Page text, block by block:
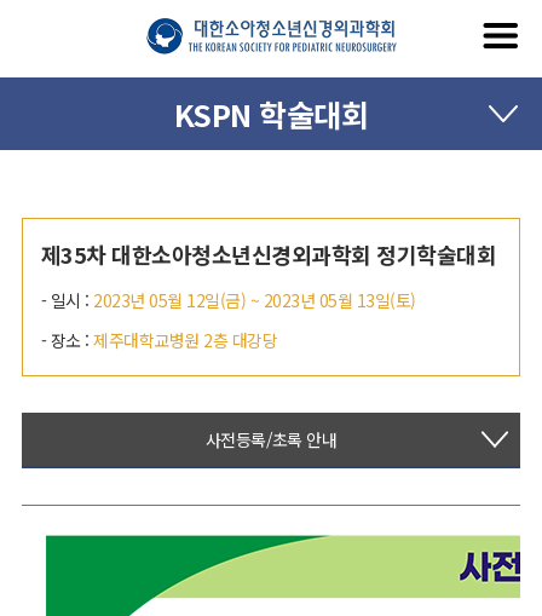
KSPN 학술대회
제35차 대한소아청소년신경외과학회 정기학술대회
- 일시 : 2023년 05월 12일(금) ~ 2023년 05월 13일(토)
- 장소 :제주대학교병원 2층 대강당
사전등록/초록 안내